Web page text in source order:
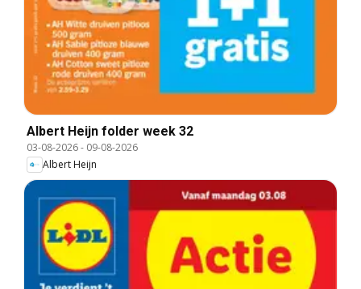
Albert Heijn folder week 32
03-08-2026- 09-08-2026
Albert Heijn